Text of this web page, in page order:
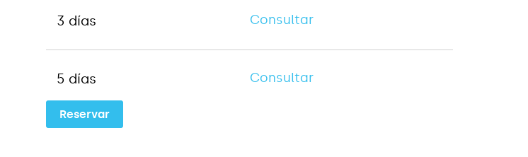
3 días Consultar
5 días Consultar
Reservar